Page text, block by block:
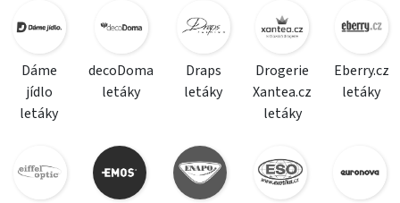
Dáme
jídlo
letáky
decoDoma
letáky
Draps
letáky
Drogerie
Xantea.cz
letáky
Eberry.cz
letáky